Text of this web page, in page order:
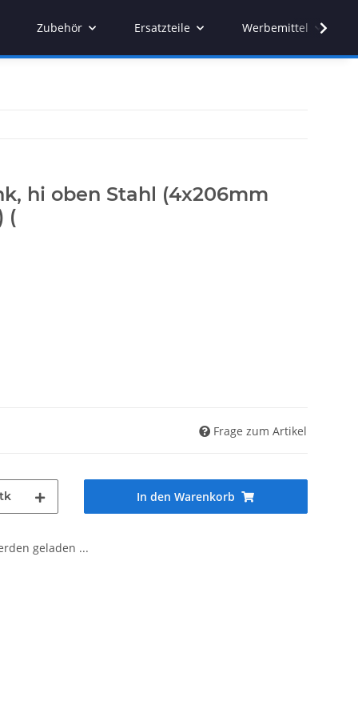
Zubehör Ersatzteile Werbemittel
hi oben Stahl (4x206mm
(
Frage zum Artikel
In den Warenkorb
geladen ...